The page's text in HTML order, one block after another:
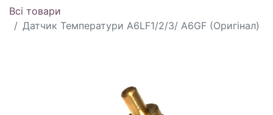
Всі товари
Датчик Температури A6LF1/2/3/ A6GF (Оригінал)